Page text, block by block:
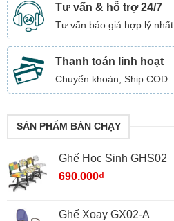
Tư vấn & hỗ trợ 24/7
Tư vấn báo giá hợp lý nhất
Thanh toán linh hoạt
Chuyển khoản, Ship COD
SẢN PHẨM BÁN CHẠY
Ghế Học Sinh GHS02
690.000₫
Ghế Xoay GX02-A